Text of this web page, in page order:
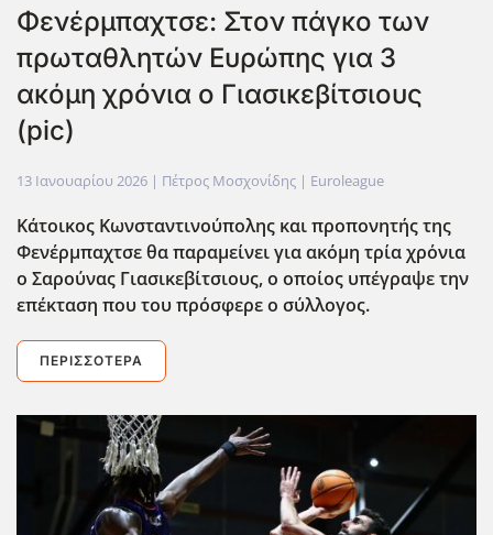
Φενέρμπαχτσε: Στον πάγκο των
πρωταθλητών Ευρώπης για 3
ακόμη χρόνια ο Γιασικεβίτσιους
(pic)
13 Ιανουαρίου 2026 | Πέτρος Μοσχονίδης | Euroleague
Κάτοικος Κωνσταντινούπολης και προπονητής της
Φενέρμπαχτσε θα παραμείνει για ακόμη τρία χρ΄ονια
ο Σαρούνας Γιασικεβίτσιους, ο οποίος υπέγραψε την
επέκταση που του πρόσφερε ο σύλλογος.
ΠΕΡΙΣΣΌΤΕΡΑ